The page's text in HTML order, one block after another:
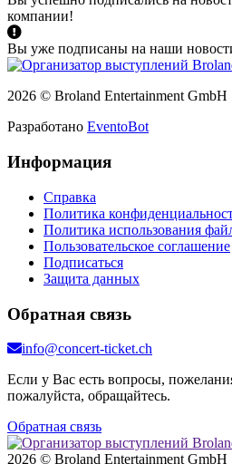
компании!
Вы уже подписаны на наши
2026 © Broland Entertainment GmbH
Разработано EventoBot
Информация
Справка
Политика
Политика использования
Пользовательское соглашение
Подписаться
Защита данных
Обратная связь
info@concert-ticket.ch
Если у Вас есть вопросы,
пожалуйста, обращайтесь.
Обратная связь
2026 © Broland Entertainment GmbH